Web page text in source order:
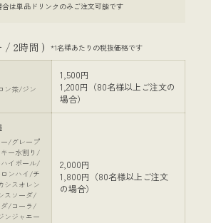
は単品ドリンクのみご注文可能です
/ 2時間 ) *1名様あたりの税抜価格です
ン茶/ジン
1,500円
1,200円（80名様以上ご注文の
場合）
/グレープ
ー水割り/
イボール/
ンハイ/チ
シスオレン
スソーダ/
ダ/コーラ/
ンジャエー
2,000円
1,800円（80名様以上ご注文
の場合）